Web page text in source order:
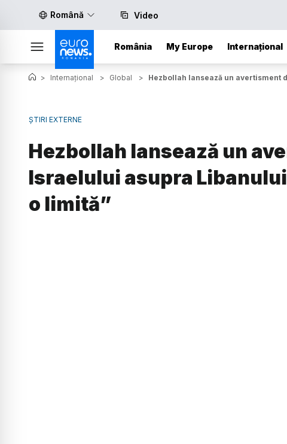
Română Video
România My Europe Internațional
> Internațional > Global > Hezbollah lansează un avertisment
ȘTIRI EXTERNE
Hezbollah lansează un
Israelului asupra
o limită”